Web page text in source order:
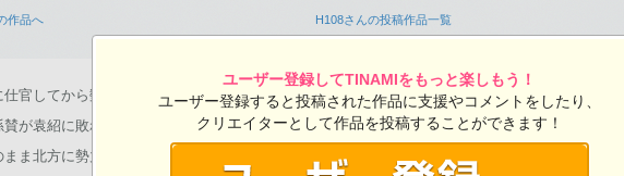
作品へ H108さんの投稿作品一覧
官してから数ヶ月後、大陸では幾つかの大きな出来事が発生した。
賛が袁紹に敗れ、公孫賛はそのまま徐州の劉備の領地へ落ち延びた。
ま北方に勢力を伸ばし、やがて河北四州を支配下に置いたという。
ユーザー登録してTINAMIをもっと楽しもう！
ユーザー登録すると投稿された作品に支援やコメントをしたり、
クリエイターとして作品を投稿することができます！